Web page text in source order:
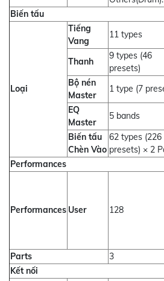
Biến tấu
Loại
Tiếng
Vang
11 types
Thanh
9 types (46
presets)
Bộ nén
Master
1 type (7
EQ
Master
5 bands
Biến tấu
Chèn Vào
62 types (226
presets) × 2
Performances
Performances User 128
Parts
3
Kết nối